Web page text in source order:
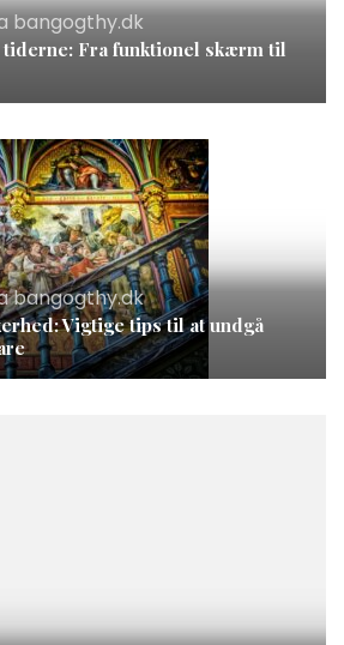
bangogthy.dk
Fra funktionel skærm til
bangogthy.dk
Vigtige tips til at undgå